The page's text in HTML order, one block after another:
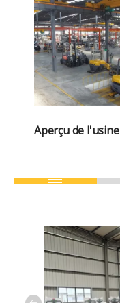
Aperçu de l'usine